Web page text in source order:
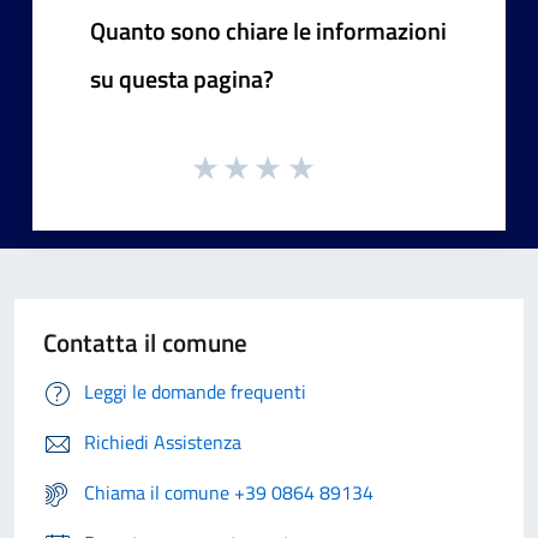
Quanto sono chiare le informazioni
su questa pagina?
Contatta il comune
Leggi le domande frequenti
Richiedi Assistenza
Chiama il comune +39 0864 89134